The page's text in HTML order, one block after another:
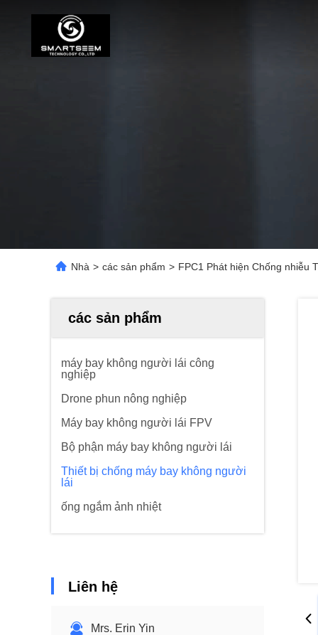
Nhà > các sản phẩm > FPC1 Phát hiện Chống nhiễu
các sản phẩm
máy bay không người lái công
nghiệp
Drone phun nông nghiệp
Máy bay không người lái FPV
Bộ phận máy bay không người lái
Thiết bị chống máy bay không người
lái
ống ngắm ảnh nhiệt
Liên hệ
Mrs. Erin Yin